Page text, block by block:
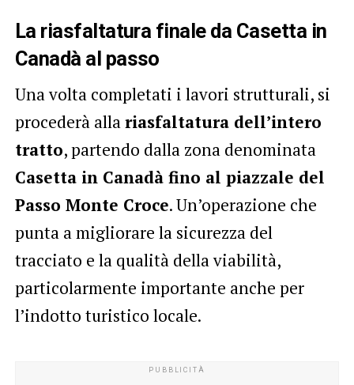
La riasfaltatura finale da Casetta in
Canadà al passo
Una volta completati i lavori strutturali, si
procederà allariasfaltatura dell’intero
tratto, partendo dalla zona denominata
Casetta in Canadà fino al piazzale del
Passo Monte Croce. Un’operazione che
punta a migliorare la sicurezza del
tracciato e la qualità della viabilità,
particolarmente importante anche per
l’indotto turistico locale.